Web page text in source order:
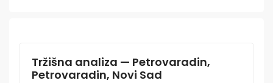
Tržišna analiza — Petrovaradin,
Petrovaradin, Novi Sad